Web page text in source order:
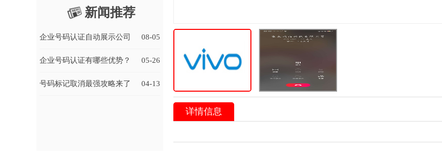
新闻推荐
企业号码认证自动展示公司
名称有什么好处？
08-05
企业号码认证有哪些优势？ 05-26
号码标记取消最强攻略来了 04-13
详情信息